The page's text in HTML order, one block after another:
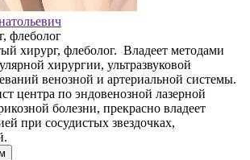
флеболог
хирург, флеболог. Владеет методами
хирургии, ультразвуковой
венозной и артериальной системы.
центра по эндовенозной лазерной
болезни, прекрасно владеет
при сосудистых звездочках,